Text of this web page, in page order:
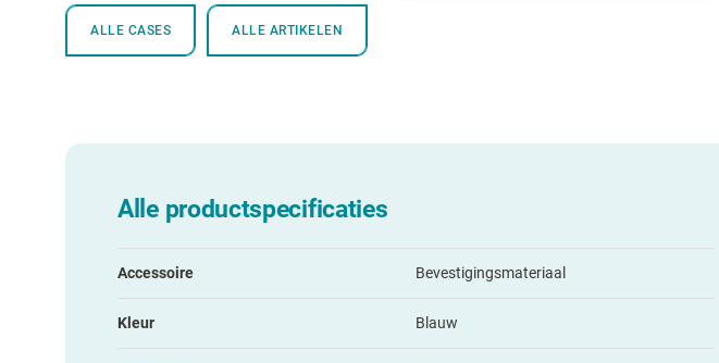
ALLE CASES ALLE ARTIKELEN
Alle productspecificaties
Accessoire Bevestigingsmateriaal
Kleur Blauw